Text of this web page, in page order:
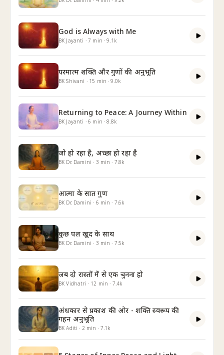
God is Always with Me
BK Jayanti ·7 min ·9.1k
परमात्म शक्ति और गुणों की अनुभूति
BK Shivani · 15 min ·9.0k
Returning to Peace: A Journey Within
BK Jayanti ·6 min ·8.8k
जो हो रहा है, अच्छा हो रहा है
BK Dr. Damini · 3 min · 7.8k
आत्मा के सात गुण
BK Dr. Damini · 6 min · 7.6k
कुछ पल खुद के साथ
BK Dr. Damini · 3 min · 7.5k
जब दो रास्तों में से एक चुनना हो
BK Vidhatri · 12 min · 7.4k
अंधकार से प्रकाश की ओर - शक्ति स्वरूप की
गहन अनुभूति
BK Aditi · 2 min · 7.1k